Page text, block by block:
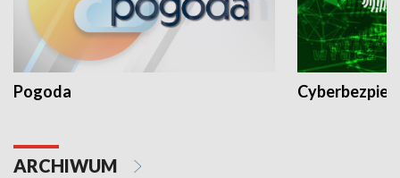
Pogoda
ARCHIWUM